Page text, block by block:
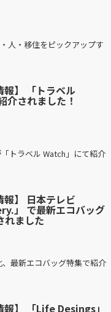
人・移住をピックアップす
報】 「トラベル
されました！
トラベル Watch」にて紹介
報】 日本テレビ
」 で最新エコバッグ
れました
最新エコバッグ特集で紹介
報】 「Life Desings」